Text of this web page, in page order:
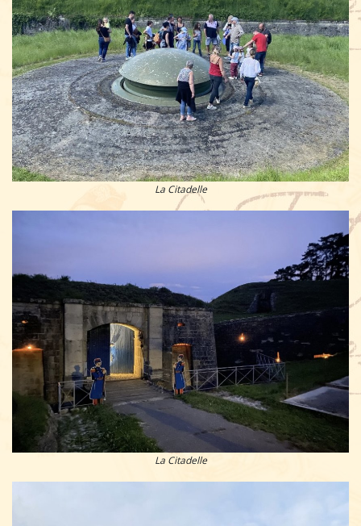
La Citadelle
La Citadelle